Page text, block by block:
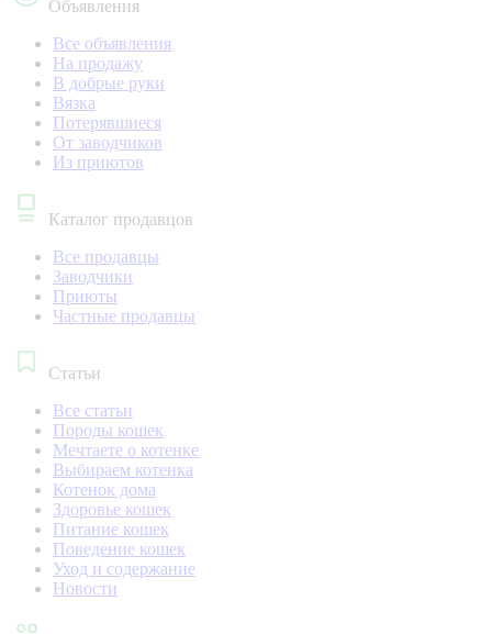
Объявления
Все объявления
На продажу
В добрые руки
Вязка
Потерявшиеся
От заводчиков
Из приютов
Каталог продавцов
Все продавцы
Заводчики
Приюты
Частные продавцы
Статьи
Все статьи
Породы кошек
Мечтаете о котенке
Выбираем котенка
Котенок дома
Здоровье кошек
Питание кошек
Поведение кошек
Уход и содержание
Новости